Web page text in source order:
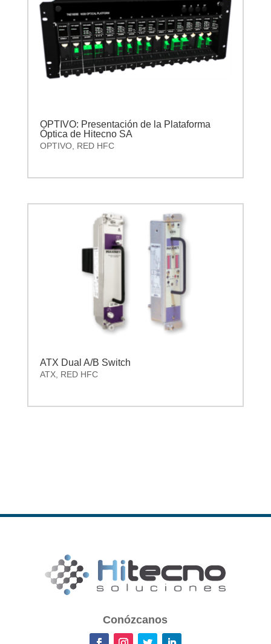
OPTIVO: Presentación de la Plataforma
Óptica de Hitecno SA
OPTIVO, RED HFC
ATX Dual A/B Switch
ATX, RED HFC
Conózcanos